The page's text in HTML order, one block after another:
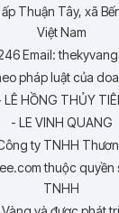
Thuận Tây, xã
Việt Nam
Email:
pháp luật của
LÊ HỒNG THỦY
- LE VINH QUANG
ty TNHH
thuộc quyền
TNHH